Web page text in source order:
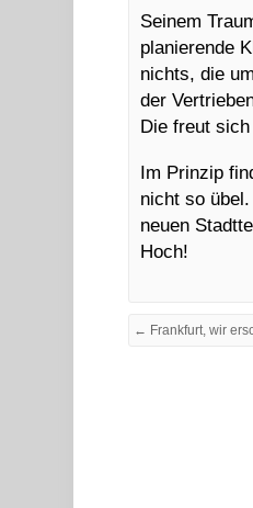
Seinem
planierende
nichts, die
der
Die freut
Im Prinzip
nicht so
neuen
Hoch!
← Frankfurt, wir